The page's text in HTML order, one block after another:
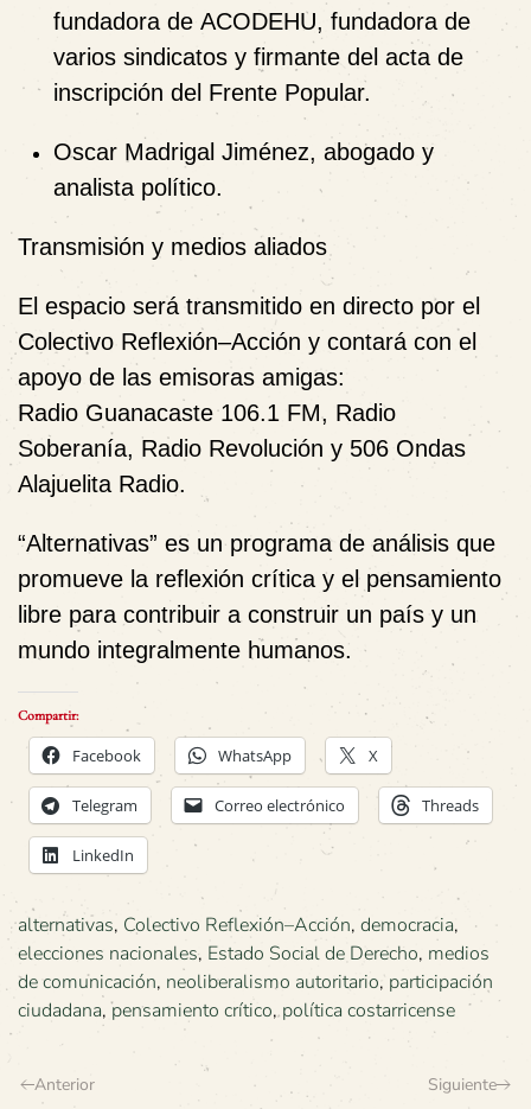
fundadora de ACODEHU, fundadora de
varios sindicatos y firmante del acta de
inscripción del Frente Popular.
Oscar Madrigal Jiménez, abogado y
analista político.
Transmisión y medios aliados
El espacio será transmitido en directo por el
Colectivo Reflexión–Acción y contará con el
apoyo de las emisoras amigas:
Radio Guanacaste 106.1 FM, Radio
Soberanía, Radio Revolución y 506 Ondas
Alajuelita Radio.
“Alternativas” es un programa de análisis que
promueve la reflexión crítica y el pensamiento
libre para contribuir a construir un país y un
mundo integralmente humanos.
Compartir:
Facebook WhatsApp X
Telegram Correo electrónico Threads
LinkedIn
alternativas, Colectivo Reflexión–Acción, democracia,
elecciones nacionales, Estado Social de Derecho, medios
de comunicación, neoliberalismo autoritario, participación
ciudadana, pensamiento crítico,política costarricense
Anterior Siguiente